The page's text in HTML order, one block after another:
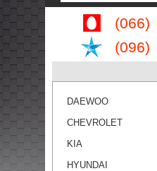
(066)
(096)
DAEWOO
CHEVROLET
KIA
HYUNDAI